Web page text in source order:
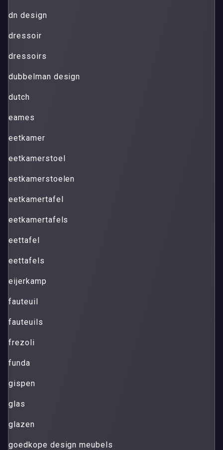
dn design
dressoir
dressoirs
dubbelman design
dutch
eames
eetkamer
eetkamerstoel
eetkamerstoelen
eetkamertafel
eetkamertafels
eettafel
eettafels
eijerkamp
fauteuil
fauteuils
frezoli
funda
gispen
glas
glazen
goedkope design meubels